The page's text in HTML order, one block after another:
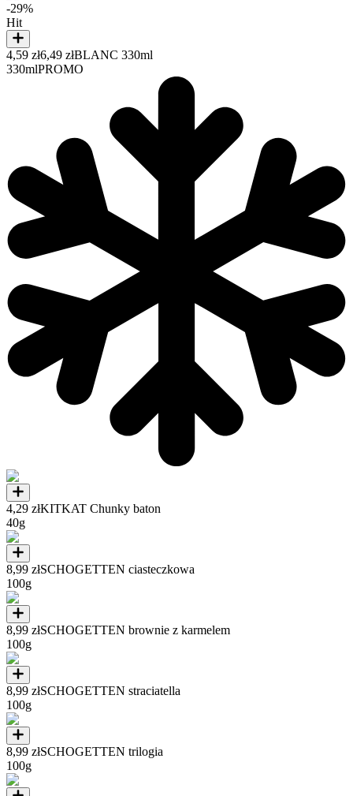
-29%
Hit
4,59 zł6,49 złBLANC 330ml
330mlPROMO
4,29 złKITKAT Chunky baton
40g
8,99 złSCHOGETTEN ciasteczkowa
100g
8,99 złSCHOGETTEN brownie z karmelem
100g
8,99 złSCHOGETTEN straciatella
100g
8,99 złSCHOGETTEN trilogia
100g